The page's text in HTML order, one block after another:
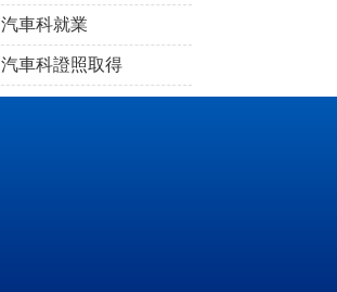
汽車科就業
汽車科證照取得